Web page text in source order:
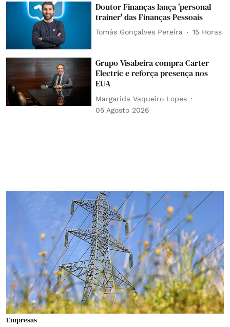
Doutor Finanças lança 'personal
trainer' das Finanças Pessoais
Tomás Gonçalves Pereira 15 Horas
Grupo Visabeira compra Carter
Electric e reforça presença nos
EUA
Margarida Vaqueiro Lopes
05 Agosto 2026
Empresas